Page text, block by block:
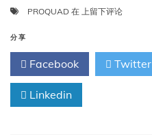
PROQUAD 在 ProQuad：
说
书/
方
上留下评论
分享
Facebook Twitter
Linkedin